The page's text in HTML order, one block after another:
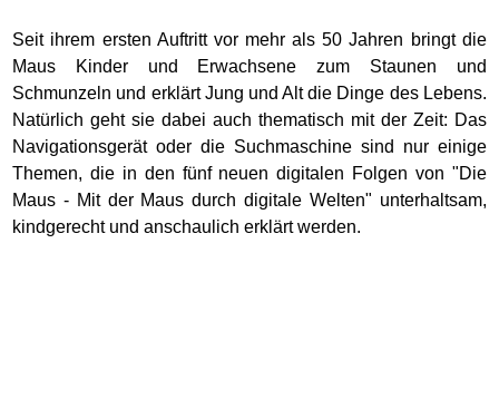
Seit ihrem ersten Auftritt vor mehr als 50 Jahren bringt die
Maus Kinder und Erwachsene zum Staunen und
Schmunzeln und erklärt Jung und Alt die Dinge des Lebens.
Natürlich geht sie dabei auch thematisch mit der Zeit: Das
Navigationsgerät oder die Suchmaschine sind nur einige
Themen, die in den fünf neuen digitalen Folgen von "Die
Maus - Mit der Maus durch digitale Welten" unterhaltsam,
kindgerecht und anschaulich erklärt werden.